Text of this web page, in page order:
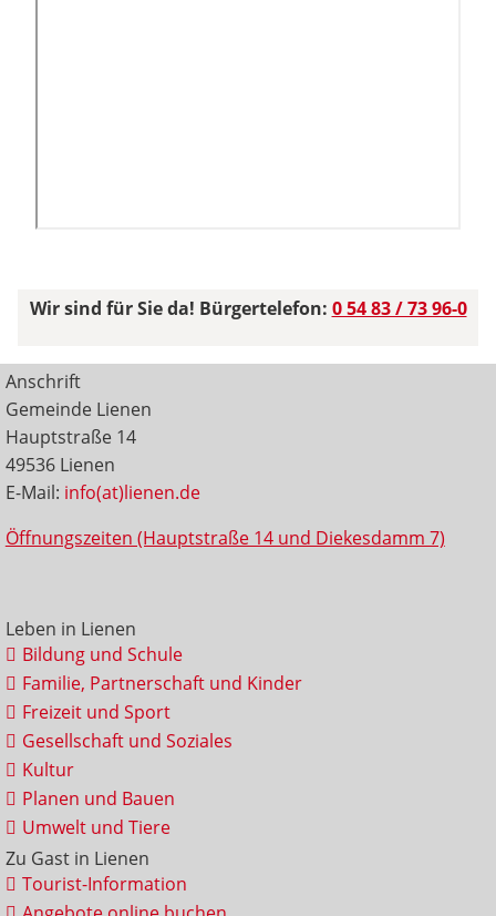
Wir sind für Sie da! Bürgertelefon: 0 54 83 / 73 96-0
Anschrift
Gemeinde Lienen
Hauptstraße 14
49536 Lienen
E-Mail: info(at)lienen.de
Öffnungszeiten (Hauptstraße 14 und Diekesdamm 7)
Leben in Lienen
Bildung und Schule
Familie, Partnerschaft und Kinder
Freizeit und Sport
Gesellschaft und Soziales
Kultur
Planen und Bauen
Umwelt und Tiere
Zu Gast in Lienen
Tourist-Information